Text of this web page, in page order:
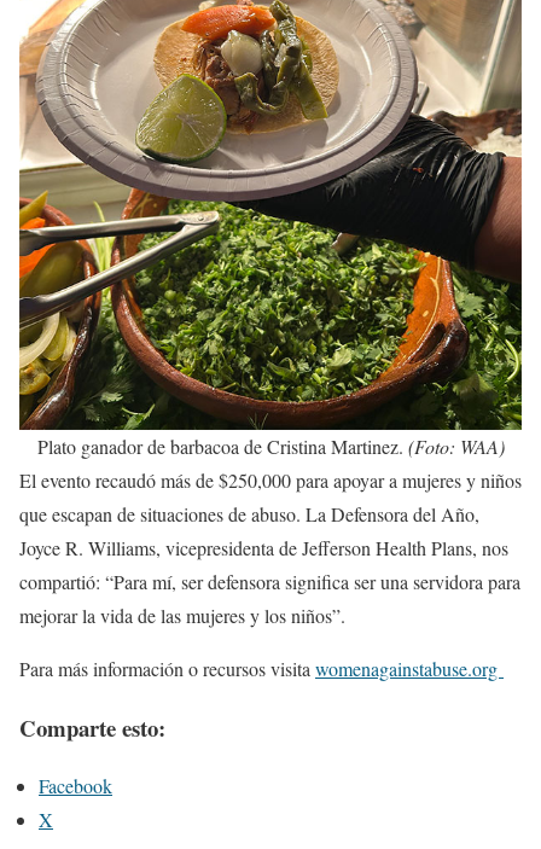
Plato ganador de barbacoa de Cristina Martinez. (Foto: WAA)
El evento recaudó más de $250,000 para apoyar a mujeres y niños
que escapan de situaciones de abuso. La Defensora del Año,
Joyce R. Williams, vicepresidenta de Jefferson Health Plans, nos
compartió: “Para mí, ser defensora significa ser una servidora para
mejorar la vida de las mujeres y los niños”.
Para más información o recursos visita womenagainstabuse.org
Comparte esto:
Facebook
X